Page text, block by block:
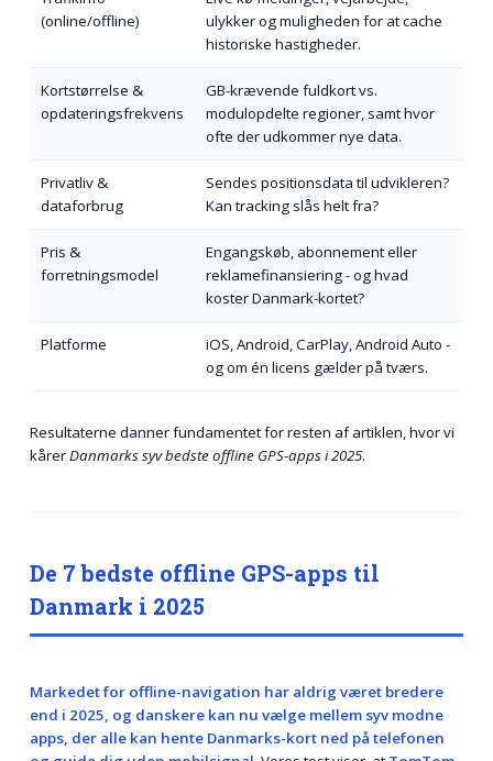
(online/offline)
ulykker og muligheden for at cache
historiske hastigheder.
Kortstørrelse &
opdateringsfrekvens
GB-krævende fuldkort vs.
modulopdelte regioner, samt hvor
ofte der udkommer nye data.
Privatliv &
dataforbrug
Sendes positionsdata til udvikleren?
Kan tracking slås helt fra?
Pris &
forretningsmodel
Engangs­køb, abonnement eller
reklamefinansiering - og hvad
koster Danmark-kortet?
Platforme
iOS, Android, CarPlay, Android Auto -
og om én licens gælder på tværs.
Resultaterne danner fundamentet for resten af artiklen, hvor vi
kårerDanmarks syv bedste offline GPS-apps i 2025.
De 7 bedste offline GPS-apps til
Danmark i 2025
Markedet for offline-navigation har aldrig været bredere
end i 2025, og danskere kan nu vælge mellem syv modne
apps, der alle kan hente Danmarks-kort ned på telefonen